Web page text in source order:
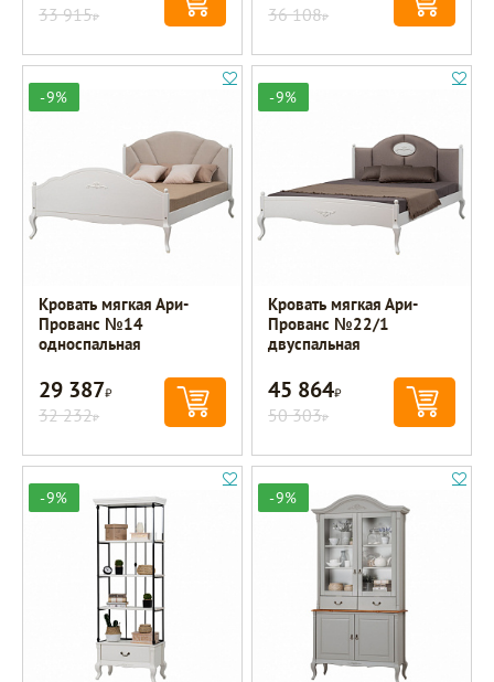
33 915Р 36 108Р
-9%
Кровать мягкая Ари-
Прованс №14
односпальная
29 387Р
32 232Р
-9%
Кровать мягкая Ари-
Прованс №22/1
двуспальная
45 864Р
50 303Р
-9% -9%